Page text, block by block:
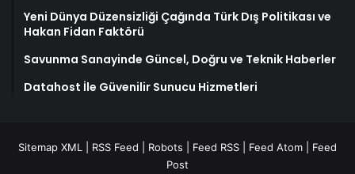
Yeni Dünya Düzensizliği Çağında Türk Dış Politikası ve
Hakan Fidan Faktörü
Savunma Sanayinde Güncel, Doğru ve Teknik Haberler
Datahost İle Güvenilir Sunucu Hizmetleri
Sitemap XML RSS Feed Robots Feed RSS Feed Atom
Feed
Post